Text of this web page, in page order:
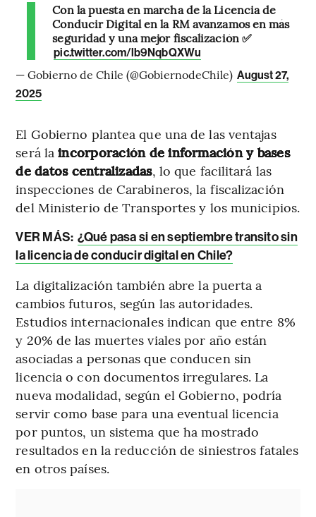
Con la puesta en marcha de la Licencia de
Conducir Digital en la RM avanzamos en más
seguridad y una mejor fiscalización ✅
pic.twitter.com/lb9NqbQXWu
— Gobierno de Chile (@GobiernodeChile) August 27,
2025
El Gobierno plantea que una de las ventajas
será laincorporación de información y bases
de datos centralizadas, lo que facilitará las
inspecciones de Carabineros, la fiscalización
del Ministerio de Transportes y los municipios.
VER MÁS: ¿Qué pasa si en septiembre transito sin
la licencia de conducir digital en Chile?
La digitalización también abre la puerta a
cambios futuros, según las autoridades.
Estudios internacionales indican que entre 8%
y 20% de las muertes viales por año están
asociadas a personas que conducen sin
licencia o con documentos irregulares. La
nueva modalidad, según el Gobierno, podría
servir como base para una eventual licencia
por puntos, un sistema que ha mostrado
resultados en la reducción de siniestros fatales
en otros países.